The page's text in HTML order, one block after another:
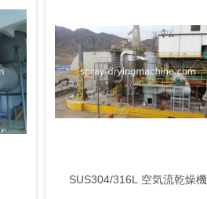
SUS304/316L 空気流乾燥機